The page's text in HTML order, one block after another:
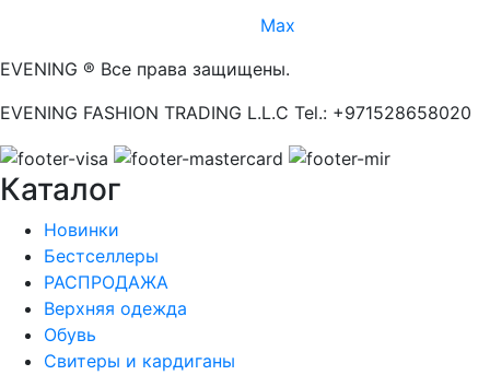
Max
EVENING ® Все права защищены.
EVENING FASHION TRADING L.L.C Tel.: +971528658020
Каталог
Новинки
Бестселлеры
РАСПРОДАЖА
Верхняя одежда
Обувь
Свитеры и кардиганы